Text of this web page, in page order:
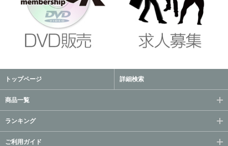
トップページ 詳細検索
商品一覧
ランキング
ご利用ガイド